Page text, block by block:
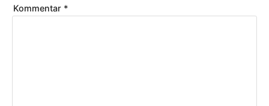
Kommentar *